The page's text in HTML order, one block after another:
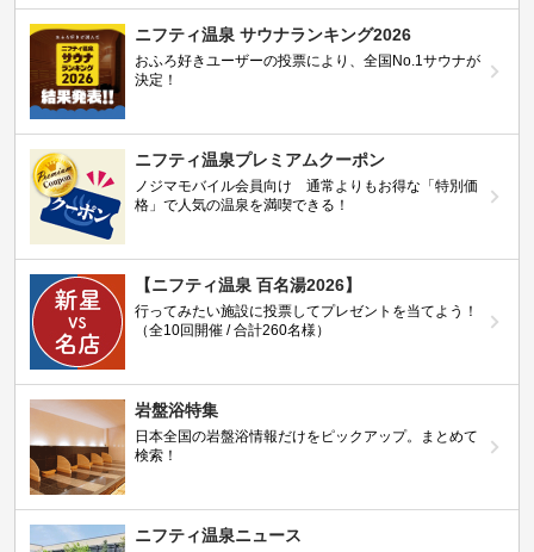
ニフティ温泉 サウナランキング2026
おふろ好きユーザーの投票により、全国No.1サウナが
決定！
ニフティ温泉プレミアムクーポン
ノジマモバイル会員向け 通常よりもお得な「特別価
格」で人気の温泉を満喫できる！
【ニフティ温泉 百名湯2026】
行ってみたい施設に投票してプレゼントを当てよう！
（全10回開催 / 合計260名様）
岩盤浴特集
日本全国の岩盤浴情報だけをピックアップ。まとめて
検索！
ニフティ温泉ニュース